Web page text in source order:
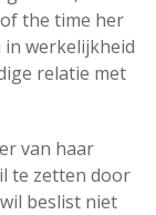
the time her
in werkelijkheid
relatie met
van haar
te zetten door
beslist niet